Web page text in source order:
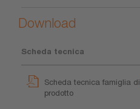
Download
Scheda tecnica
Scheda tecnica famiglia di
prodotto